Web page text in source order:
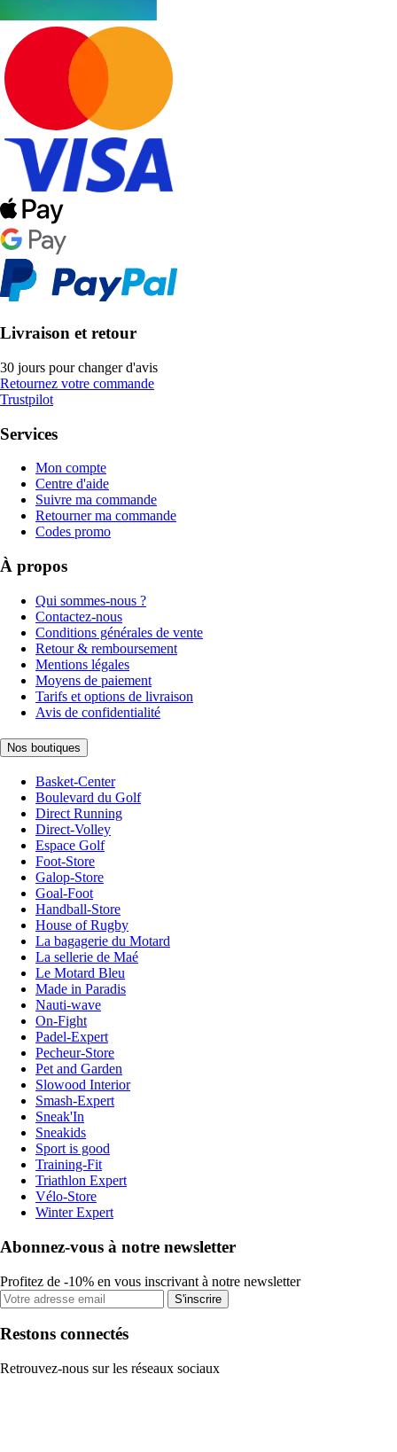
Livraison et retour
30 jours pour changer d'avis
Retournez votre commande
Trustpilot
Services
Mon compte
Centre d'aide
Suivre ma commande
Retourner ma commande
Codes promo
À propos
Qui sommes-nous ?
Contactez-nous
Conditions générales de vente
Retour & remboursement
Mentions légales
Moyens de paiement
Tarifs et options de livraison
Avis de confidentialité
Nos boutiques
Basket-Center
Boulevard du Golf
Direct Running
Direct-Volley
Espace Golf
Foot-Store
Galop-Store
Goal-Foot
Handball-Store
House of Rugby
La bagagerie du Motard
La sellerie de Maé
Le Motard Bleu
Made in Paradis
Nauti-wave
On-Fight
Padel-Expert
Pecheur-Store
Pet and Garden
Slowood Interior
Smash-Expert
Sneak'In
Sneakids
Sport is good
Training-Fit
Triathlon Expert
Vélo-Store
Winter Expert
Abonnez-vous à notre newsletter
Profitez de -10% en vous inscrivant à notre newsletter
S'inscrire
Restons connectés
Retrouvez-nous sur les réseaux sociaux